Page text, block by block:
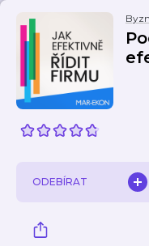
ODEBÍRAT